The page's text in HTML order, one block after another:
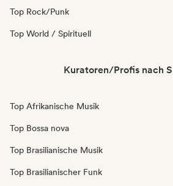
Top Rock/Punk
Top World / Spirituell
Kuratoren/Profis nach
Top Afrikanische Musik
Top Bossa nova
Top Brasilianische Musik
Top Brasilianischer Funk